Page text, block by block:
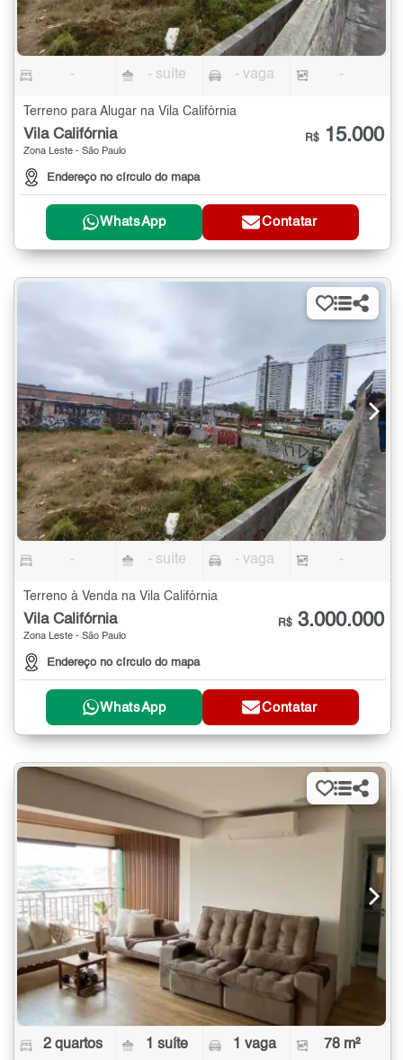
- - suíte - vaga -
Terreno para Alugar na Vila Califórnia
Vila Califórnia
Zona Leste - São Paulo
Endereço no círculo do mapa
R$ 15.000
WhatsApp Contatar
- - suíte - vaga -
Terreno à Venda na Vila Califórnia
Vila Califórnia
Zona Leste - São Paulo
Endereço no círculo do mapa
R$ 3.000.000
WhatsApp Contatar
2 quartos 1 suíte 1 vaga 78 m²